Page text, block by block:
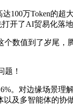
100万Token的超
开了AI贸易化落
数值到了岁尾，
！
。对边缘场景理
以及多智能体的协